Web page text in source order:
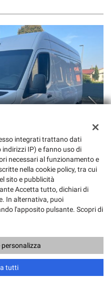
+ iva
311 CDI PM TA Furgone
Cambio Manuale (6)
126.000 Km
4 Porte
integrati trattano dati
IP) e fanno uso di
necessari al funzionamento e
nella cookie policy, tra cui
sito e pubblicità
Accetta tutto, dichiari di
In alternativa, puoi
l'apposito pulsante. Scopri di
personalizza
tutti